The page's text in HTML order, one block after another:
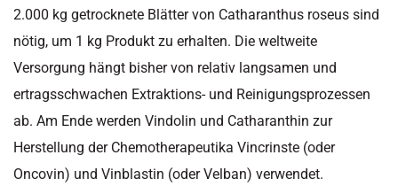
2.000 kg getrocknete Blätter von Catharanthus roseus sind
nötig, um 1 kg Produkt zu erhalten. Die weltweite
Versorgung hängt bisher von relativ langsamen und
ertragsschwachen Extraktions- und Reinigungsprozessen
ab. Am Ende werden Vindolin und Catharanthin zur
Herstellung der Chemotherapeutika Vincrinste (oder
Oncovin) und Vinblastin (oder Velban) verwendet.